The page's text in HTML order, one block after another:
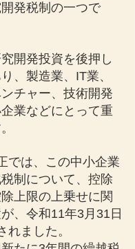
発税制の一つで
開発投資を後押し
、製造業、IT業、
チャー、技術開発
業などにとって重
では、この中小企業
制について、控除
上限の上乗せに関
、令和11年3月31日
れました。